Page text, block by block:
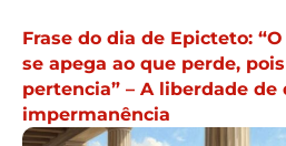
Frase do dia de Epicteto:
se apega ao que perde,
pertencia” – A liberdade
impermanência